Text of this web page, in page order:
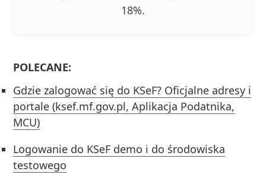
18%.
POLECANE:
Gdzie zalogować się do KSeF? Oficjalne adresy i
portale (ksef.mf.gov.pl, Aplikacja Podatnika,
MCU)
Logowanie do KSeF demo i do środowiska
testowego